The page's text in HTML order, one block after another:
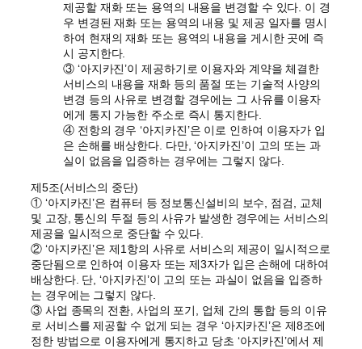
제공할 재화 또는 용역의 내용을 변경할 수 있다. 이 경
우 변경된 재화 또는 용역의 내용 및 제공 일자를 명시
하여 현재의 재화 또는 용역의 내용을 게시한 곳에 즉
시 공지한다.
③ ‘아지카진’이 제공하기로 이용자와 계약을 체결한
서비스의 내용을 재화 등의 품절 또는 기술적 사양의
변경 등의 사유로 변경할 경우에는 그 사유를 이용자
에게 통지 가능한 주소로 즉시 통지한다.
④ 전항의 경우 ‘아지카진’은 이로 인하여 이용자가 입
은 손해를 배상한다. 다만, ‘아지카진’이 고의 또는 과
실이 없음을 입증하는 경우에는 그렇지 않다.
제5조(서비스의 중단)
① ‘아지카진’은 컴퓨터 등 정보통신설비의 보수, 점검, 교체
및 고장, 통신의 두절 등의 사유가 발생한 경우에는 서비스의
제공을 일시적으로 중단할 수 있다.
② ‘아지카진’은 제1항의 사유로 서비스의 제공이 일시적으로
중단됨으로 인하여 이용자 또는 제3자가 입은 손해에 대하여
배상한다. 단, ‘아지카진’이 고의 또는 과실이 없음을 입증하
는 경우에는 그렇지 않다.
③ 사업 종목의 전환, 사업의 포기, 업체 간의 통합 등의 이유
로 서비스를 제공할 수 없게 되는 경우 ‘아지카진’은 제8조에
정한 방법으로 이용자에게 통지하고 당초 ‘아지카진’에서 제